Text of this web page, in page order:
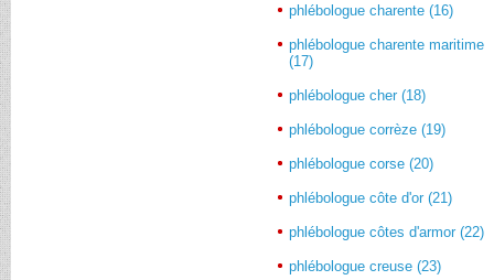
phlébologue charente (16)
phlébologue charente maritime
(17)
phlébologue cher (18)
phlébologue corrèze (19)
phlébologue corse (20)
phlébologue côte d'or (21)
phlébologue côtes d'armor (22)
phlébologue creuse (23)